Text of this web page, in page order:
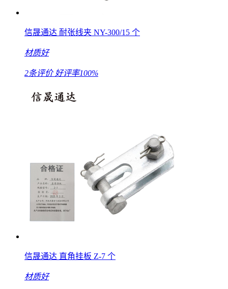
信晟通达 耐张线夹 NY-300/15 个
材质好
2条评价 好评率100%
信晟通达 直角挂板 Z-7 个
材质好